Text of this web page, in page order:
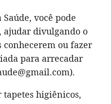
você pode
divulgando o
conhecerem ou fazer
para arrecadar
tapetes higiênicos,